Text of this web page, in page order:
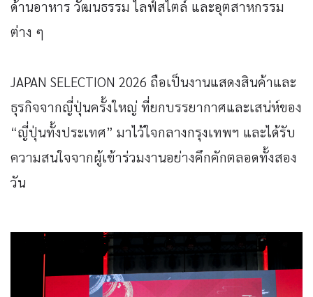
ด้านอาหาร วัฒนธรรม ไลฟ์สไตล์ และอุตสาหกรรม
ต่าง ๆ
JAPAN SELECTION 2026 ถือเป็นงานแสดงสินค้าและ
ธุรกิจจากญี่ปุ่นครั้งใหญ่ ที่ยกบรรยากาศและเสน่ห์ของ
“ญี่ปุ่นทั้งประเทศ” มาไว้ใจกลางกรุงเทพฯ และได้รับ
ความสนใจจากผู้เข้าร่วมงานอย่างคึกคักตลอดทั้งสอง
วัน